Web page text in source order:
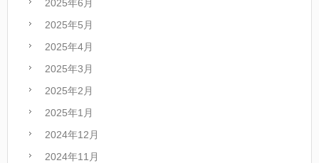
2025年6月
2025年5月
2025年4月
2025年3月
2025年2月
2025年1月
2024年12月
2024年11月